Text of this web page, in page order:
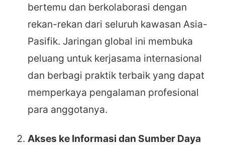
bertemu dan berkolaborasi dengan
rekan-rekan dari seluruh kawasan Asia-
Pasifik. Jaringan global ini membuka
peluang untuk kerjasama internasional
dan berbagi praktik terbaik yang dapat
memperkaya pengalaman profesional
para anggotanya.
Akses ke Informasi dan Sumber Daya